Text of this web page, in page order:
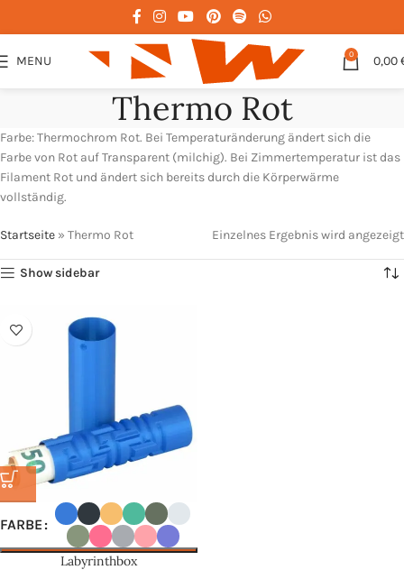
MENU 0 0,00
Thermo Rot
Farbe: Thermochrom Rot. Bei Temperaturänderung ändert sich die
Farbe von Rot auf Transparent (milchig). Bei Zimmertemperatur ist das
Filament Rot und ändert sich bereits durch die Körperwärme
vollständig.
Startseite » Thermo Rot Einzelnes Ergebnis wird angezeigt
Show sidebar
FARBE
Labyrinthbox